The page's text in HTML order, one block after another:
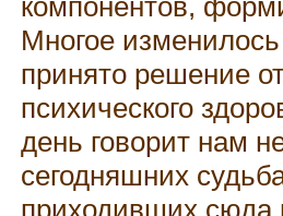
Многое
принято решение
психического
день говорит нам
сегодняшних
приходивших сюда